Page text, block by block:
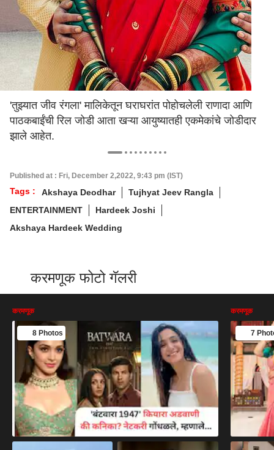
'तुझ्यात जीव रंगला' मालिकेतून घराघरांत पोहोचलेली राणादा आणि
पाठकबाईंची रिल जोडी आता खऱ्या आयुष्यातही एकमेकांचे जोडीदार
झाले आहेत.
Published at : Fri, December 2,2022, 9:43 pm (IST)
Tags : Akshaya Deodhar
Tujhyat Jeev Rangla
ENTERTAINMENT
Hardeek Joshi
Akshaya Hardeek Wedding
करमणूक फोटो गॅलरी
करमणूक
8 Photos
करमणूक
7